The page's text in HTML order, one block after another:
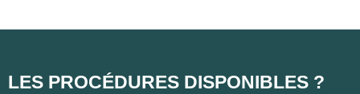
LES PROCÉDURES DISPONIBLES ?